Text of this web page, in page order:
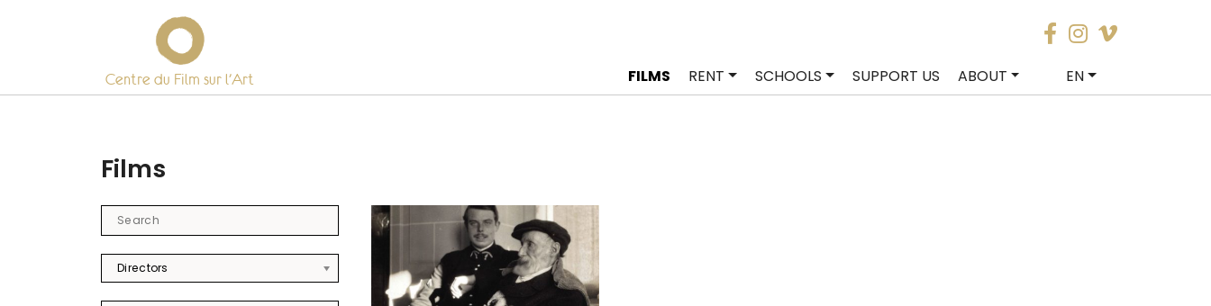
Centre du Film sur l’Art FILMS RENT SCHOOLS SUPPORT US ABOUT EN
Films
Directors